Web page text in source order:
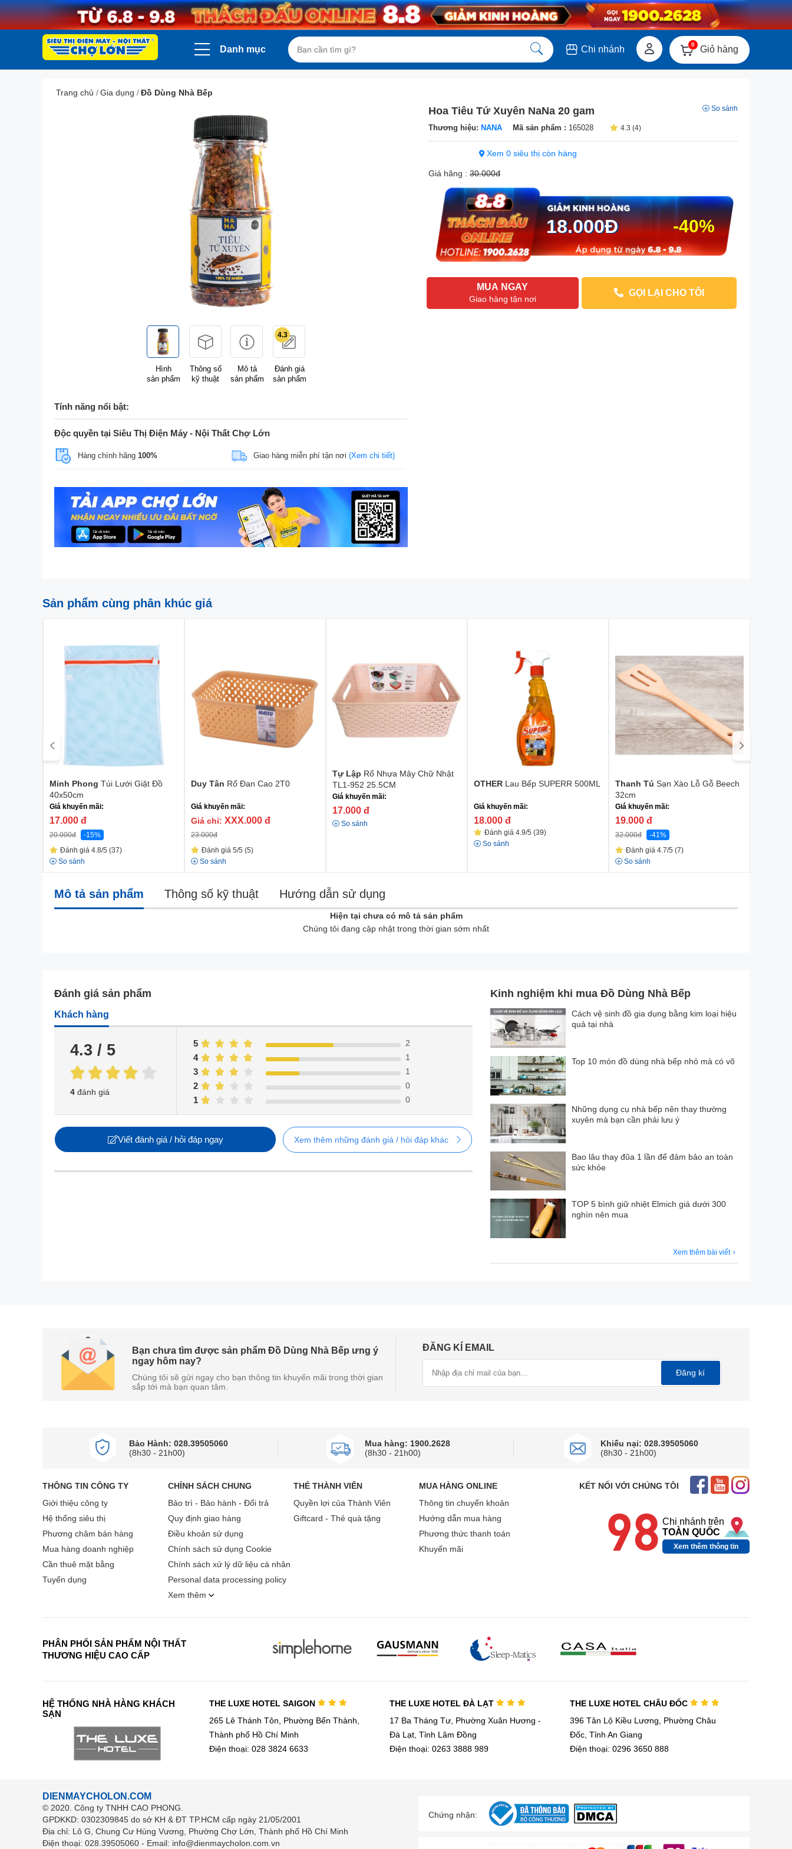
Danh mục Chi nhánh 0 Giỏ hàng
Trang chủ /Gia dụng /Đồ Dùng Nhà Bếp
Hình
sản phẩm
Thông số
kỹ thuật
Mô tả
sản phẩm
4.3
Đánh giá
sản phẩm
Tính năng nổi bật:
Độc quyền tại Siêu Thị Điện Máy - Nội Thất Chợ Lớn
Hàng chính hãng 100% Giao hàng miễn phí tận nơi (Xem chi tiết)
Hoa Tiêu Tứ Xuyên NaNa 20 gam
Thương hiệu: NANA Mã sản phẩm : 165028
So sánh
4.3 (4)
Xem 0 siêu thị còn hàng
Giá hãng : 30.000đ
-40%
18.000Đ
MUA NGAY
Giao hàng tận nơi
GỌI LẠI CHO TÔI
Sản phẩm cùng phân khúc giá
Minh Phong Túi Lưới Giặt Đồ
40x50cm
Giá khuyến mãi:
17.000 đ
20.000đ
-15%
Đánh giá 4.8/5 (37)
So sánh
Duy Tân Rổ Đan Cao 2T0
Giá khuyến mãi:
Giá chỉ: XXX.000 đ
23.000đ
Đánh giá 5/5 (5)
So sánh
Tự Lập Rổ Nhựa Mây Chữ Nhật
TL1-952 25.5CM
Giá khuyến mãi:
17.000 đ
So sánh
OTHER Lau Bếp SUPERR 500ML
Giá khuyến mãi:
18.000 đ
Đánh giá 4.9/5 (39)
So sánh
Thanh Tú Sạn Xào Lỗ Gỗ Beech
32cm
Giá khuyến mãi:
19.000 đ
32.000đ
-41%
Đánh giá 4.7/5 (7)
So sánh
Mô tả sản phẩm Thông số kỹ thuật Hướng dẫn sử dụng
Hiện tại chưa có mô tả sản phẩm
Chúng tôi đang cập nhật trong thời gian sớm nhất
Đánh giá sản phẩm
Khách hàng
4.3 / 5
4 đánh giá
1 0
2 0
3 1
4 1
5 2
Viết đánh giá / hỏi đáp ngay Xem thêm những đánh giá / hỏi đáp khác
Kinh nghiệm khi mua Đồ Dùng Nhà Bếp
Cách vệ sinh đồ gia dụng bằng kim loại hiệu
quả tại nhà
Top 10 món đồ dùng nhà bếp nhỏ mà có võ
Những dụng cụ nhà bếp nên thay thường
xuyên mà bạn cần phải lưu ý
Bao lâu thay đũa 1 lần để đảm bảo an toàn
sức khỏe
TOP 5 bình giữ nhiệt Elmich giá dưới 300
nghìn nên mua
Xem thêm bài viết
Bạn chưa tìm được sản phẩm Đồ Dùng Nhà Bếp ưng ý
ngay hôm nay?
Chúng tôi sẽ gửi ngay cho bạn thông tin khuyến mãi trong thời gian
sắp tới mà bạn quan tâm.
ĐĂNG KÍ EMAIL
Đăng kí
Bảo Hành: 028.39505060
(8h30 - 21h00)
Mua hàng: 1900.2628
(8h30 - 21h00)
Khiếu nại: 028.39505060
(8h30 - 21h00)
THÔNG TIN CÔNG TY
Giới thiệu công ty
Hệ thống siêu thị
Phương châm bán hàng
Mua hàng doanh nghiệp
Cần thuê mặt bằng
Tuyển dụng
CHÍNH SÁCH CHUNG
Bảo trì - Bảo hành - Đổi trả
Quy định giao hàng
Điều khoản sử dụng
Chính sách sử dụng Cookie
Chính sách xử lý dữ liệu cá nhân
Personal data processing policy
Xem thêm
THẺ THÀNH VIÊN
Quyền lợi của Thành Viên
Giftcard - Thẻ quà tặng
MUA HÀNG ONLINE
Thông tin chuyển khoản
Hướng dẫn mua hàng
Phương thức thanh toán
Khuyến mãi
KẾT NỐI VỚI CHÚNG TÔI
98 Chi nhánh trên
TOÀN QUỐC
Xem thêm thông tin
PHÂN PHỐI SẢN PHẨM NỘI THẤT
THƯƠNG HIỆU CAO CẤP
HỆ THỐNG NHÀ HÀNG KHÁCH
SẠN
THE LUXE HOTEL SAIGON
265 Lê Thánh Tôn, Phường Bến Thành,
Thành phố Hồ Chí Minh
Điện thoại: 028 3824 6633
THE LUXE HOTEL ĐÀ LẠT
17 Ba Tháng Tư, Phường Xuân Hương -
Đà Lạt, Tỉnh Lâm Đồng
Điện thoại: 0263 3888 989
THE LUXE HOTEL CHÂU ĐỐC
396 Tân Lộ Kiều Lương, Phường Châu
Đốc, Tỉnh An Giang
Điện thoại: 0296 3650 888
DIENMAYCHOLON.COM
© 2020. Công ty TNHH CAO PHONG.
GPDKKD: 0302309845 do sở KH & ĐT TP.HCM cấp ngày 21/05/2001
Địa chỉ: Lô G, Chung Cư Hùng Vương, Phường Chợ Lớn, Thành phố Hồ Chí Minh
Điện thoại: 028.39505060 - Email: info@dienmaycholon.com.vn
Chứng nhận: